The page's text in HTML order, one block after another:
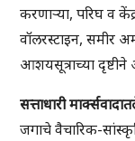
करणाऱ्या, परिघ व
वॉलरस्टाइन, समीर
आशयसूत्राच्या
सत्ताधारी
जगाचे वैचारिक-